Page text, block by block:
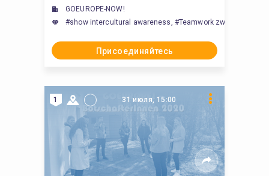
GOEUROPE-NOW!
#show intercultural awareness, #Teamwork zwischen
Присоединяйтесь
1 31 июля, 15:00